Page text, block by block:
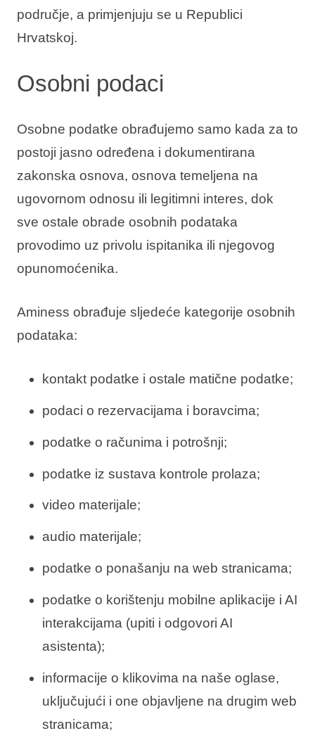
područje, a primjenjuju se u Republici
Hrvatskoj.
Osobni podaci
Osobne podatke obrađujemo samo kada za to
postoji jasno određena i dokumentirana
zakonska osnova, osnova temeljena na
ugovornom odnosu ili legitimni interes, dok
sve ostale obrade osobnih podataka
provodimo uz privolu ispitanika ili njegovog
opunomoćenika.
Aminess obrađuje sljedeće kategorije osobnih
podataka:
kontakt podatke i ostale matične podatke;
podaci o rezervacijama i boravcima;
podatke o računima i potrošnji;
podatke iz sustava kontrole prolaza;
video materijale;
audio materijale;
podatke o ponašanju na web stranicama;
podatke o korištenju mobilne aplikacije i AI
interakcijama (upiti i odgovori AI
asistenta);
informacije o klikovima na naše oglase,
uključujući i one objavljene na drugim web
stranicama;